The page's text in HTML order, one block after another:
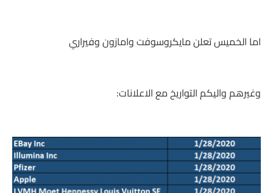
اما الخميس تعلن مايكروسوفت وامازون وفيراري
وغيرهم واليكم التواريخ مع الاعلانات: